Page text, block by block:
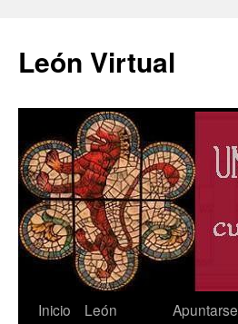
León Virtual
Saltar
Inicio
León
Apuntarse